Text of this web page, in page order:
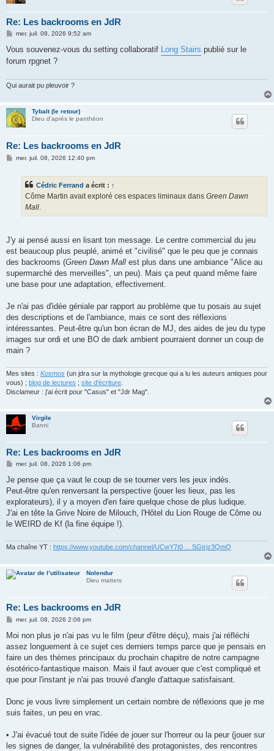
Re: Les backrooms en JdR
M
s
a
mer. juil. 08, 2026 9:52 am
Vous souvenez-vous du setting collaboratif Long Stairs publié sur le
forum rpgnet ?
Qui aurait pu pleuvoir ?
Tybalt (le retour)
Dieu d'après le panthéon
Re: Les backrooms en JdR
Mmer. juil. 08, 2026 12:40 pm
Cédric Ferrand a écrit : ↑
Côme Martin avait exploré ces espaces liminaux dans Green Dawn
Mall.
J'y ai pensé aussi en lisant ton message. Le centre commercial du jeu
est beaucoup plus peuplé, animé et "civilisé" que le peu que je connais
des backrooms (Green Dawn Mall est plus dans une ambiance "Alice au
supermarché des merveilles", un peu). Mais ça peut quand même faire
une base pour une adaptation, effectivement.
Je n'ai pas d'idée géniale par rapport au problème que tu posais au sujet
des descriptions et de l'ambiance, mais ce sont des réflexions
intéressantes. Peut-être qu'un bon écran de MJ, des aides de jeu du type
images sur ordi et une BO de dark ambient pourraient donner un coup de
main ?
Mes sites : Kosmos (un jdra sur la mythologie grecque qui a lu les auteurs antiques pour
vous) ; blog de lectures ; site d'écriture
Disclameur : j'ai écrit pour "Casus" et "Jdr Mag".
Virgile
Banni
Re: Les backrooms en JdR
M
s
a
g
e
mer. juil. 08, 2026 1:06 pm
Je pense que ça vaut le coup de se tourner vers les jeux indés.
Peut-être qu'en renversant la perspective (jouer les lieux, pas les
explorateurs), il y a moyen d'en faire quelque chose de plus ludique.
J'ai en tête la Grive Noire de Milouch, l'Hôtel du Lion Rouge de Côme ou
le WEIRD de Kf (la fine équipe !).
Ma chaîne YT : https://www.youtube.com/channel/UCwY7t0 ... SGtrjz3QmQ
Nolendur
Dieu matters
Re: Les backrooms en JdR
M
s
a
g
mer. juil. 08, 2026 2:06 pm
Moi non plus je n'ai pas vu le film (peur d'être déçu), mais j'ai réfléchi
assez longuement à ce sujet ces derniers temps parce que je pensais en
faire un des thèmes principaux du prochain chapitre de notre campagne
ésotérico-fantastique maison. Mais il faut avouer que c'est compliqué et
que pour l'instant je n'ai pas trouvé d'angle d'attaque satisfaisant.
Donc je vous livre simplement un certain nombre de réflexions que je me
suis faites, un peu en vrac.
• J'ai évacué tout de suite l'idée de jouer sur l'horreur ou la peur (jouer sur
les signes de danger, la vulnérabilité des protagonistes, des rencontres